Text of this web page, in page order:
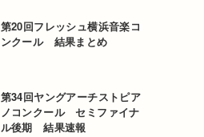
第20回フレッシュ横浜音楽コ
ンクール 結果まとめ
第34回ヤングアーチストピア
ノコンクール セミファイナ
ル後期 結果速報